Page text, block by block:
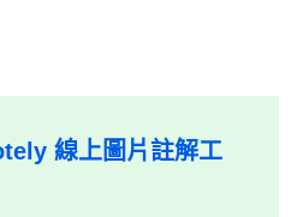
線上圖片註解工